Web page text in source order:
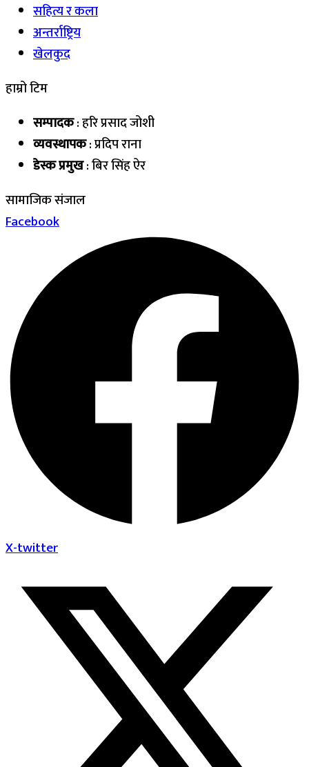
सहित्य र कला
अन्तर्राष्ट्रिय
खेलकुद
हाम्रो टिम
सम्पादक: हरि प्रसाद जोशी
व्यवस्थापक: प्रदिप राना
डेस्क प्रमुख: बिर सिंह ऐर
सामाजिक संजाल
Facebook
X-twitter